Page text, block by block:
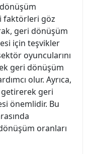
faktörleri göz
geri dönüşüm
için teşvikler
oyuncularını
geri dönüşüm
olur. Ayrıca,
getirerek geri
önemlidir. Bu
oranları